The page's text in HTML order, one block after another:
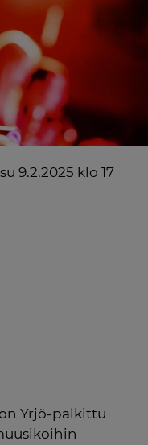
9.2.2025 klo 17
Yrjö-palkittu